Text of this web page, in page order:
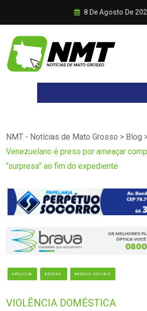
8 De Agosto De
NMT - Notícias de Mato Grosso > Blog
Venezuelano é preso por ameaçar
“surpresa” ao fim do expediente
#POLÍCIA #REDES #REDES SOCIAIS
VIOLÊNCIA DOMÉSTICA